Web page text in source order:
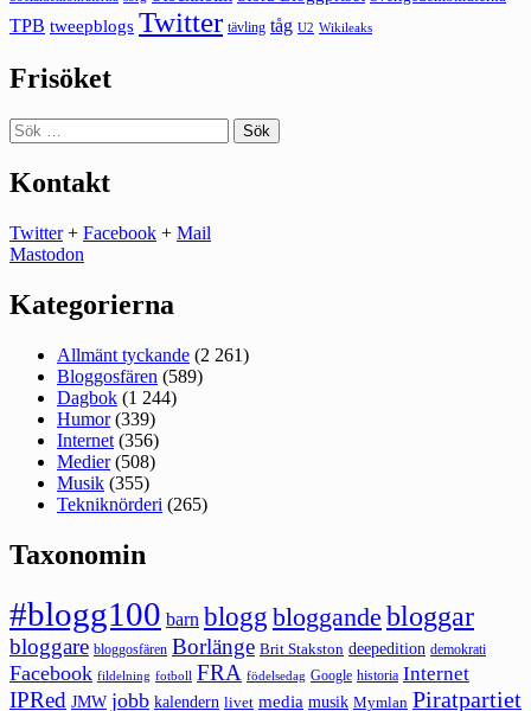
TPB tweepblogs Twitter tävling tåg U2 Wikileaks
Frisöket
Sök
efter:
Kontakt
Twitter+ Facebook + Mail
Mastodon
Kategorierna
Allmänt tyckande (2 261)
Bloggosfären (589)
Dagbok (1 244)
Humor(339)
Internet (356)
Medier(508)
Musik (355)
Tekniknörderi (265)
Taxonomin
#blogg100 barn blogg bloggande bloggar
bloggare bloggosfären Borlänge Brit Stakston deepedition demokrati
Facebook fildelning fotboll FRA födelsedag Google historia Internet
IPRed JMW jobb kalendern livet media musik Mymlan Piratpartiet